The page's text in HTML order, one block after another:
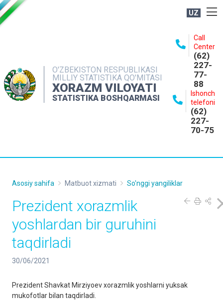
UZ
O'ZBEKISTON RESPUBLIKASI
MILLIY STATISTIKA QO'MITASI
XORAZM VILOYATI
STATISTIKA BOSHQARMASI
Call
Center
(62)
227-
77-
88
Ishonch
telefoni
(62)
227-
70-75
NASHRLAR
INTERAKTIV XIZMATLAR
MATBUOT XIZMATI
Asosiy sahifa Matbuot xizmati So'nggi yangiliklar
Prezident xorazmlik
yoshlardan bir guruhini
taqdirladi
30/06/2021
Prezident Shavkat Mirziyoev xorazmlik yoshlarni yuksak
mukofotlar bilan taqdirladi.